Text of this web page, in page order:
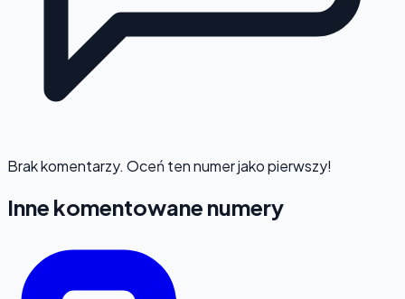
Brak komentarzy. Oceń ten numer jako pierwszy!
Inne komentowane numery